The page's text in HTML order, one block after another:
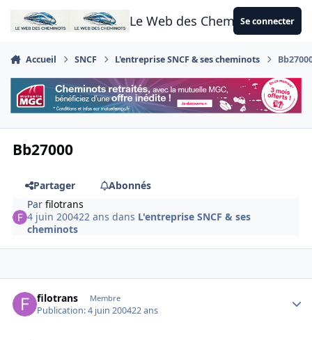
Aller au contenu
Le Web des CheminotsSe connecter
Accueil SNCF L'entreprise SNCF & ses cheminots
Bb27000
Partager
Abonnés
Parfilotrans
4 juin 200422 ans dans L'entreprise SNCF & ses
cheminots
filotrans Membre
Publication:4 juin 200422 ans